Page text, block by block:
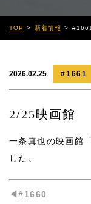
TOP 新着情報 #1661
2026.02.25 #1661
2/25映画館
一条真也の映画館
した。
◀︎#1660